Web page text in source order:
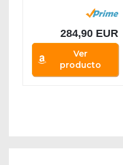
284,90 EUR
Ver
producto